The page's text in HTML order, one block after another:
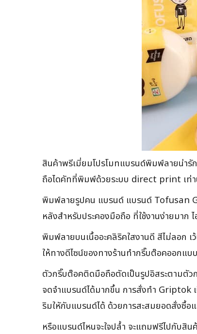
สินค้าพรีเมี่ยมโปรโมทแบรนด์พิมพ์ลายน่า
ถือไดคัทที่พิมพ์ด้วยระบบ direct print เท่
พิมพ์ลายรูปคน แบรนด์ แบรนด์ Tofusan
หลังสำหรับประคองมือถือ ที่ใช้งานง่ายมาก
พิมพ์ลายบนเนื้ออะคลิริคใสงานดี สีไม่ลอก
ให้ทางดีไซน์ของทางร้านทำกริ๊บต๊อคออกแบ
ตัวกริ๊บต๊อคติดมือถือตัดเป็นรูปอิสระตามตั
จดจำแบรนด์ได้มากขึ้น การสั่งทำ Griptok
ริมใหักับแบรนด์ได้ ด้วยการสะสมยอดสั่งซื้
หรือแบรนด์ไหนจะใจปล้ำ จะแถมฟรีไปกับ